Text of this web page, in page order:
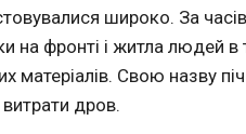
широко. За часів
на фронті і житла людей
матеріалів. Свою назву
витрати дров.